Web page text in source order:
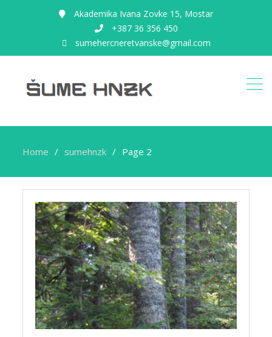
Akademika Ivana Zovke 15, Mostar
+387 36 356 450
sumehercneretvanske@gmail.com
Home sumehnzk Page 2